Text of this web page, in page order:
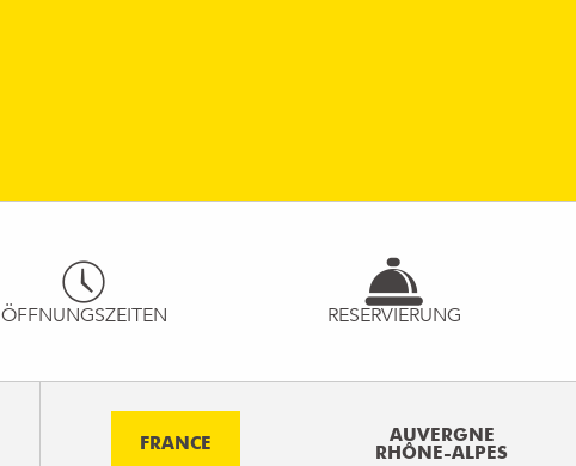
ÖFFNUNGSZEITEN RESERVIERUNG
FRANCE
AUVERGNE
RHÔNE-ALPES